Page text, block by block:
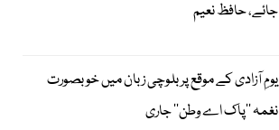
جائے، حافظ نعیم
یومِ آزادی کے موقع پر بلوچی زبان میں خوبصورت
نغمہ ’’پاک اے وطن‘‘ جاری